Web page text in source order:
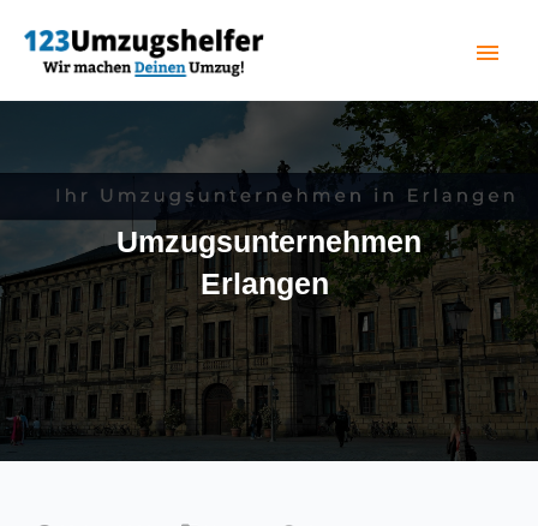
menu
(current)
Umzugsunternehmen
Erlangen